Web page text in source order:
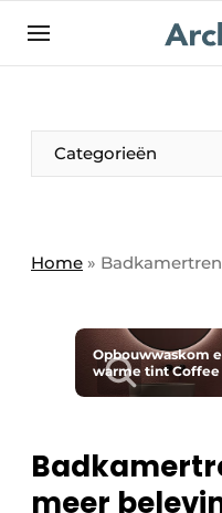
NL
Categorieën
Home »
Opbouwwaskom
warme tint Coffee
meer